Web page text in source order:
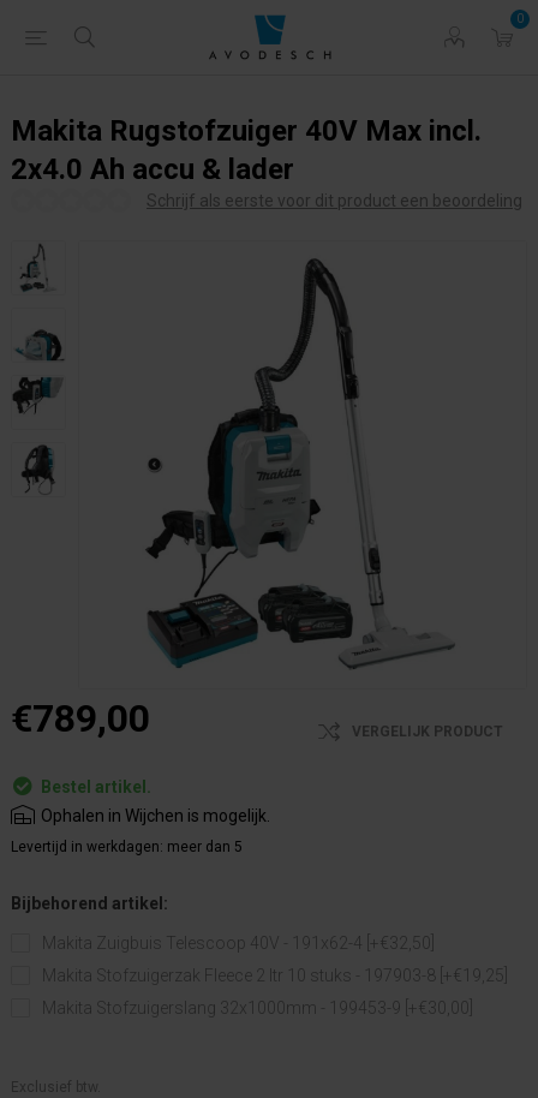
0
Makita Rugstofzuiger 40V Max incl.
2x4.0 Ah accu & lader
Schrijf als eerste voor dit product een beoordeling
€789,00 VERGELIJK PRODUCT
Bestel artikel.
Ophalen in Wijchen is mogelijk.
Levertijd in werkdagen: meer dan 5
Bijbehorend artikel:
Makita Zuigbuis Telescoop 40V - 191x62-4 [+€32,50]
Makita Stofzuigerzak Fleece 2 ltr 10 stuks - 197903-8 [+€19,25]
Makita Stofzuigerslang 32x1000mm - 199453-9 [+€30,00]
Exclusief btw.